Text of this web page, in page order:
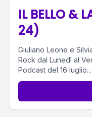
IL BELLO &
24)
Giuliano Leone e
Rock dal Lunedì al
Podcast del 16 luglio...